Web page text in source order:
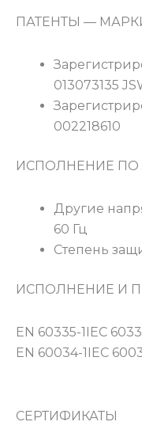
ПАТЕНТЫ —
013073135
002218610
ИСПОЛНЕНИЕ ПО
Другие
60 Гц
Степень
ИСПОЛНЕНИЕ И
EN 60335-1IEC
EN 60034-1IEC
СЕРТИФИКАТЫ